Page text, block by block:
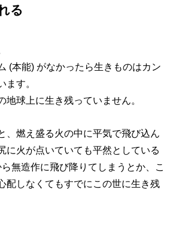
る
(本能) がなかったら生きものはカン
ます。
地球上に生き残っていません。
、燃え盛る火の中に平気で飛び込ん
に火が点いていても平然としている
無造作に飛び降りてしまうとか、こ
配しなくてもすでにこの世に生き残